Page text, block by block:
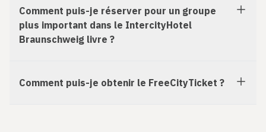
Comment puis-je réserver pour un groupe
plus important dans le IntercityHotel
Braunschweig livre ?
Comment puis-je obtenir le FreeCityTicket ?